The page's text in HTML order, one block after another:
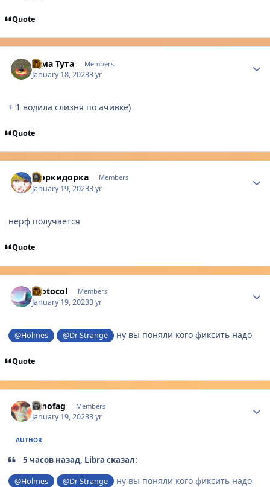
Quote
Тама Тута Members
January 18, 20233 yr
+ 1 водила слизня по ачивке)
Quote
Моркидорка Members
January 19, 20233 yr
нерф получается
Quote
Protocol Members
January 19, 20233 yr
@Holmes @Dr Strange ну вы поняли кого фиксить надо
Quote
Lenofag Members
January 19, 20233 yr
AUTHOR
5 часов назад, Libra сказал:
@Holmes @Dr Strange
ну вы поняли кого фиксить надо